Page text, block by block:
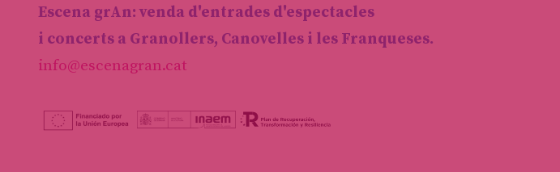
Escena grAn: venda d'entrades d'espectacles
i concerts a Granollers, Canovelles i les Franqueses.
info@escenagran.cat